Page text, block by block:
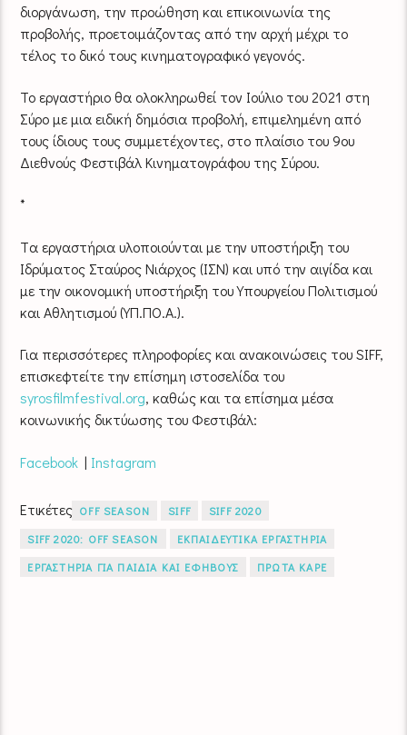
διοργάνωση, την προώθηση και επικοινωνία της
προβολής, προετοιμάζοντας από την αρχή μέχρι το
τέλος το δικό τους κινηματογραφικό γεγονός.
Το εργαστήριο θα ολοκληρωθεί τον Ιούλιο του 2021 στη
Σύρο με μια ειδική δημόσια προβολή, επιμελημένη από
τους ίδιους τους συμμετέχοντες, στο πλαίσιο του 9ου
Διεθνούς Φεστιβάλ Κινηματογράφου της Σύρου.
*
Tα εργαστήρια υλοποιούνται με την υποστήριξη του
Ιδρύματος Σταύρος Νιάρχος (ΙΣΝ) και υπό την αιγίδα και
με την οικονομική υποστήριξη του Υπουργείου Πολιτισμού
και Αθλητισμού (ΥΠ.ΠΟ.Α.).
Για περισσότερες πληροφορίες και ανακοινώσεις του SIFF,
επισκεφτείτε την επίσημη ιστοσελίδα του
syrosfilmfestival.org, καθώς και τα επίσημα μέσα
κοινωνικής δικτύωσης του Φεστιβάλ:
Facebook | Instagram
Ετικέτες OFF SEASON SIFF
SIFF 2020
SIFF 2020: OFF SEASON
ΕΚΠΑΙΔΕΥΤΙΚΑ ΕΡΓΑΣΤΗΡΙΑ
ΕΡΓΑΣΤΗΡΙΑ ΓΙΑ ΠΑΙΔΙΑ ΚΑΙ ΕΦΗΒΟΥΣ
ΠΡΩΤΑ ΚΑΡΕ